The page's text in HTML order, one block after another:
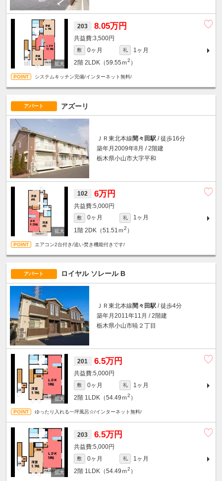
203 8.05万円
3,500円
敷 0ヶ月 礼
1ヶ月
2階 2LDK（59.55ｍ2 ）
システムキッチン完備/インターネット無料/
アパート アズーリ
ＪＲ東北本線間々田駅 / 徒歩16分
築年月2009年8月 / 2階建
栃木県小山市大字平和
102 6万円
5,000円
敷 0ヶ月 礼
1ヶ月
1階 2DK（51.51ｍ2 ）
エアコン2台付き/追い焚き機能付きです/
アパート ロイヤル ソレール B
ＪＲ東北本線 間々田駅 / 徒歩4分
築年月2011年11月 / 2階建
栃木県小山市暁２丁目
201 6.5万円
5,000円
敷 0ヶ月 礼
1ヶ月
2階 1LDK（54.49ｍ2 ）
ゆったり入れる一坪風呂☆/インターネット無料/
203 6.5万円
5,000円
敷 0ヶ月 礼
1ヶ月
2階 1LDK（54.49ｍ2 ）